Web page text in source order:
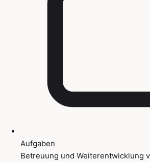
Aufgaben
Betreuung und Weiterentwicklung